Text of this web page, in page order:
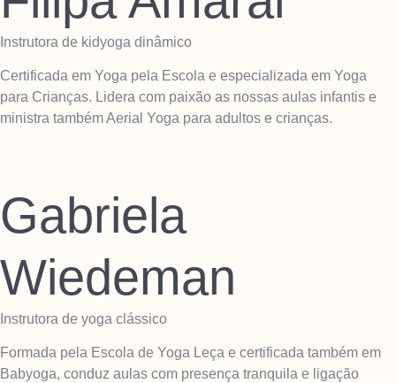
Instrutora de kidyoga dinâmico
Certificada em Yoga pela Escola e especializada em Yoga
para Crianças. Lidera com paixão as nossas aulas infantis e
ministra também Aerial Yoga para adultos e crianças.
Gabriela
Wiedeman
Instrutora de yoga clássico
Formada pela Escola de Yoga Leça e certificada também em
Babyoga, conduz aulas com presença tranquila e ligação